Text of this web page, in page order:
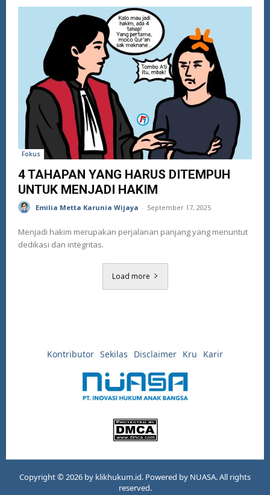
Fokus
4 TAHAPAN YANG HARUS DITEMPUH
UNTUK MENJADI HAKIM
Emilia Metta Karunia Wijaya - September 17, 2025
Menjadi hakim merupakan perjalanan panjang yang menuntut
dedikasi dan integritas.
Load more
Kontributor Sekilas Disclaimer Kru Karir
Copyright © 2026 by klikhukum.id. Powered by NUASA. All rights
reserved.